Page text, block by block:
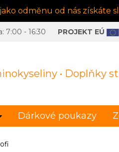
odměnu od nás získáte
• Doplňky
7:00 - 16:30 PROJEKT EÚ
Dárkové poukazy